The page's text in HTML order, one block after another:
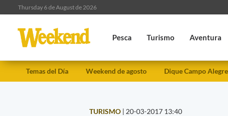
Thursday 6 de August de 2026
Pesca Turismo Aventura
Temas del Día Weekend de agosto Dique Campo Alegre
TURISMO | 20-03-2017 13:40